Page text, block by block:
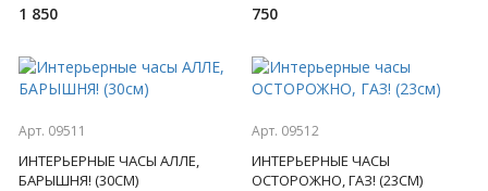
1 850 750
Арт. 09511
ИНТЕРЬЕРНЫЕ ЧАСЫ АЛЛЕ,
БАРЫШНЯ! (30СМ)
Арт. 09512
ИНТЕРЬЕРНЫЕ ЧАСЫ
ОСТОРОЖНО, ГАЗ! (23СМ)